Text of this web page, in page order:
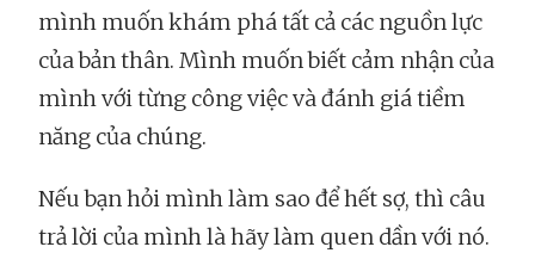
mình muốn khám phá tất cả các nguồn lực
của bản thân. Mình muốn biết cảm nhận của
mình với từng công việc và đánh giá tiềm
năng của chúng.
Nếu bạn hỏi mình làm sao để hết sợ, thì câu
trả lời của mình là hãy làm quen dần với nó.